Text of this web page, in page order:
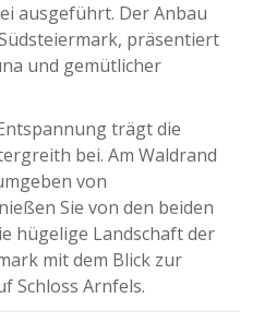
ausgeführt. Der Anbau
präsentiert
und gemütlicher
trägt die
bei. Am Waldrand
von
Sie von den beiden
hügelige Landschaft der
mit dem Blick zur
Schloss Arnfels.